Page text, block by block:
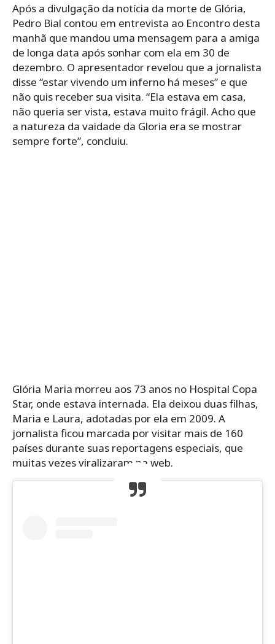
Após a divulgação da notícia da morte de Glória,
Pedro Bial contou em entrevista ao Encontro desta
manhã que mandou uma mensagem para a amiga
de longa data após sonhar com ela em 30 de
dezembro. O apresentador revelou que a jornalista
disse “estar vivendo um inferno há meses” e que
não quis receber sua visita. “Ela estava em casa,
não queria ser vista, estava muito frágil. Acho que
a natureza da vaidade da Gloria era se mostrar
sempre forte”, concluiu.
Glória Maria morreu aos 73 anos no Hospital Copa
Star, onde estava internada. Ela deixou duas filhas,
Maria e Laura, adotadas por ela em 2009. A
jornalista ficou marcada por visitar mais de 160
países durante suas reportagens especiais, que
muitas vezes viralizaram na web.